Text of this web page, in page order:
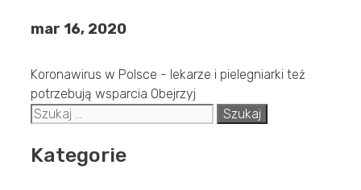
mar 16, 2020
Koronawirus w Polsce - lekarze i pielegniarki też
potrzebują wsparcia Obejrzyj
Szukaj:
Kategorie